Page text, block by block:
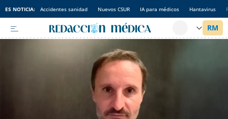
ES NOTICIA: Accidentes sanidad Nuevos CSUR IA para médicos Hantavirus